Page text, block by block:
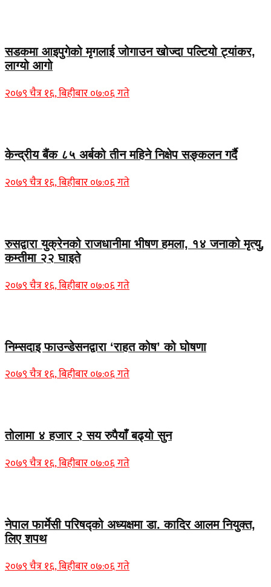
सडकमा आइपुगेको मृगलाई जोगाउन खोज्दा पल्टियो ट्यांकर,
लाग्यो आगो
२०७९ चैत्र १६, बिहीबार ०७:०६ गते
केन्द्रीय बैंक ८५ अर्बको तीन महिने निक्षेप सङ्कलन गर्दै
२०७९ चैत्र १६, बिहीबार ०७:०६ गते
रुसद्वारा युक्रेनको राजधानीमा भीषण हमला, १४ जनाको मृत्यु,
कम्तीमा २२ घाइते
२०७९ चैत्र १६, बिहीबार ०७:०६ गते
निम्सदाइ फाउन्डेसनद्वारा ‘राहत कोष’ को घोषणा
२०७९ चैत्र १६, बिहीबार ०७:०६ गते
तोलामा ४ हजार २ सय रुपैयाँ बढ्यो सुन
२०७९ चैत्र १६, बिहीबार ०७:०६ गते
नेपाल फार्मेसी परिषद्को अध्यक्षमा डा. कादिर आलम नियुक्त,
लिए शपथ
२०७९ चैत्र १६, बिहीबार ०७:०६ गते